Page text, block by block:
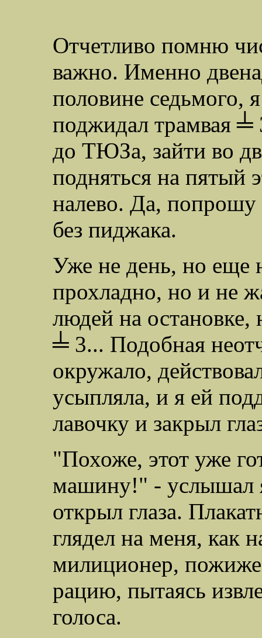
Отчетливо помню
важно. Именно
половине седьмого,
поджидал трамвая
до ТЮЗа, зайти во
подняться на пятый
налево. Да, попрошу
без пиджака.
Уже не день, но еще
прохладно, но и не
людей на
╧ 3... Подобная
окружало,
усыпляла, и я ей
лавочку и закрыл
"Похоже, этот уже
машину!" - услышал я
открыл глаза.
глядел на меня, как
милиционер,
рацию, пытаясь
голоса.